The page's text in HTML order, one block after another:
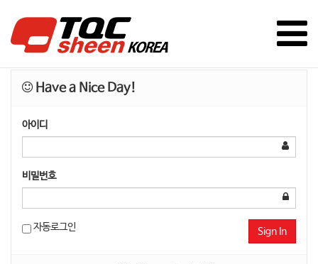
Have a Nice Day!
아이디
비밀번호
자동로그인 Sign In